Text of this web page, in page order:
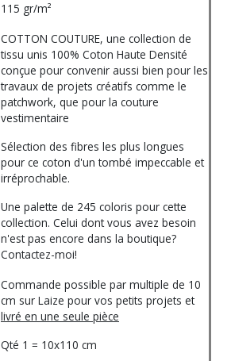
115 gr/m²
COTTON COUTURE, une collection de
tissu unis 100% Coton Haute Densité
conçue pour convenir aussi bien pour les
travaux de projets créatifs comme le
patchwork, que pour la couture
vestimentaire
Sélection des fibres les plus longues
pour ce coton d'un tombé impeccable et
irréprochable.
Une palette de 245 coloris pour cette
collection. Celui dont vous avez besoin
n'est pas encore dans la boutique?
Contactez-moi!
Commande possible par multiple de 10
cm sur Laize pour vos petits projets et
livré en une seule pièce
Qté 1 = 10x110 cm